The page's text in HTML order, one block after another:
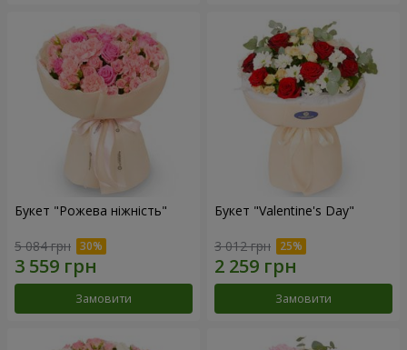
Букет "Рожева ніжність"
5 084 грн
Замовити
Букет "Valentine's Day"
3 012 грн
Замовити